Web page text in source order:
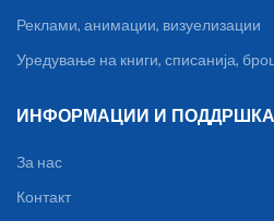
Реклами, анимации, визуелизации
Уредување на книги, списанија,
ИНФОРМАЦИИ И ПОДДРШКА
За нас
Контакт